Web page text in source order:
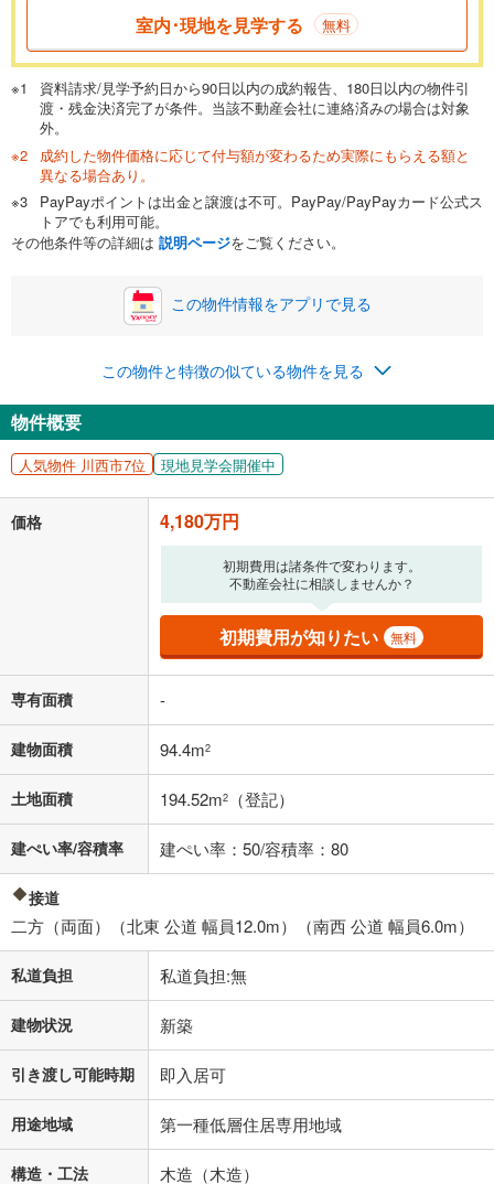
一般的には最長35年まで借り入れ可能です。多くの金融機関
が完済時の年齢は80歳までを条件としています。
閉じる
頭金 万円
0万円 4,180万円
自己資金から住宅購入にかけられる金額を入力してくださ
い。一般的には物件価格の2割までが目安です。
閉じる
ボーナス
万円
0円
ナス時の増額分（1回分）を入力してください。
ボーナス払いの限度額は金融機関によって異なります。
閉じる
月々の返済額
る値は、実際の金融機関等における貸出金利とは何ら関係がなく、実際
の金融機関等における貸出金利を何ら保証するものではありません。返
済方法「元利均等返済」にて算出しております。入力された金利を35年
適用した場合の計算結果を表示しています。
その他月額費用や、初期費用がかかります。ご注意ください。実際にお
借り入れの際は各金融機関等に、必ずご自身でご確認をお願いいたしま
条件によってお借り入れができないことがあります。
不動産会社に購入相談をする 無料
閉じる
室内･現地を見学する 無料
資料請求/見学予約日から90日以内の成約報告、180日以内の物件引
渡・残金決済完了が条件。当該不動産会社に連絡済みの場合は対象
外。
成約した物件価格に応じて付与額が変わるため実際にもらえる額と
異なる場合あり。
PayPayポイントは出金と譲渡は不可。PayPay/PayPayカード公式ス
トアでも利用可能。
その他条件等の詳細は 説明ページをご覧ください。
この物件情報をアプリで見る
この物件と特徴の似ている物件を見る
物件概要
人気物件 川西市7位 現地見学会開催中
価格 4,180万円
初期費用は諸条件で変わります。
不動産会社に相談しませんか？
初期費用が知りたい 無料
専有面積 -
建物面積 94.4m2
土地面積 194.52m2 （登記）
建ぺい率/容積率 建ぺい率：50/容積率：80
接道
二方（両面）（北東 公道 幅員12.0m）（南西 公道 幅員6.0m）
私道負担 私道負担:無
建物状況 新築
引き渡し可能時期 即入居可
用途地域 第一種低層住居専用地域
構造・工法 木造（木造）